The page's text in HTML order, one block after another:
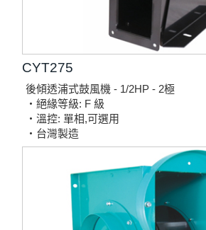
CYT275
後傾透浦式鼓風機 - 1/2HP - 2極
‧絕緣等級: F 級
‧溫控: 單相,可選用
‧台灣製造